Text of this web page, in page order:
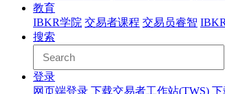
教育
IBKR学院 交易者课程 交易员睿智
搜索
登录
网页端登录 下载交易者工作站(TWS) 下